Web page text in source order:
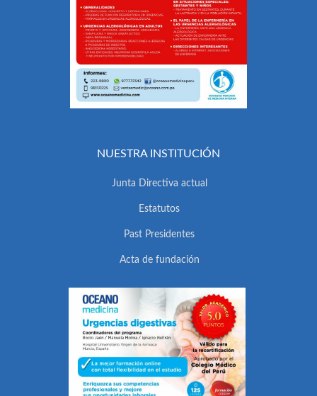
NUESTRA INSTITUCIÓN
Junta Directiva actual
Estatutos
Past Presidentes
Acta de fundación